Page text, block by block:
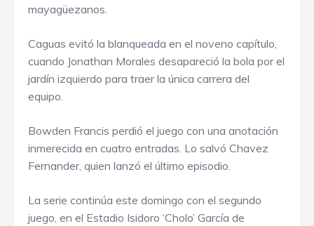
mayagüezanos.
Caguas evitó la blanqueada en el noveno capítulo,
cuando Jonathan Morales desapareció la bola por el
jardín izquierdo para traer la única carrera del
equipo.
Bowden Francis perdió el juego con una anotación
inmerecida en cuatro entradas. Lo salvó Chavez
Fernander, quien lanzó el último episodio.
La serie continúa este domingo con el segundo
juego, en el Estadio Isidoro ‘Cholo’ García de